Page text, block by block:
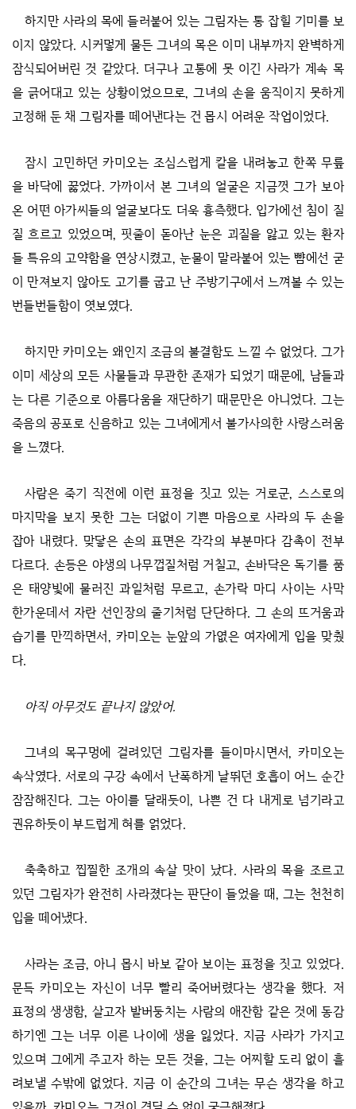
하지만 사라의 목에 들러붙어 있는 그림자는 통 잡힐 기미를 보
이지 않았다. 시커멓게 물든 그녀의 목은 이미 내부까지 완벽하게
잠식되어버린 것 같았다. 더구나 고통에 못 이긴 사라가 계속 목
을 긁어대고 있는 상황이었으므로, 그녀의 손을 움직이지 못하게
고정해 둔 채 그림자를 떼어낸다는 건 몹시 어려운 작업이었다.
잠시 고민하던 카미오는 조심스럽게 칼을 내려놓고 한쪽 무릎
을 바닥에 꿇었다. 가까이서 본 그녀의 얼굴은 지금껏 그가 보아
온 어떤 아가씨들의 얼굴보다도 더욱 흉측했다. 입가에선 침이 질
질 흐르고 있었으며, 핏줄이 돋아난 눈은 괴질을 앓고 있는 환자
들 특유의 고약함을 연상시켰고, 눈물이 말라붙어 있는 뺨에선 굳
이 만져보지 않아도 고기를 굽고 난 주방기구에서 느껴볼 수 있는
번들번들함이 엿보였다.
하지만 카미오는 왜인지 조금의 불결함도 느낄 수 없었다. 그가
이미 세상의 모든 사물들과 무관한 존재가 되었기 때문에, 남들과
는 다른 기준으로 아름다움을 재단하기 때문만은 아니었다. 그는
죽음의 공포로 신음하고 있는 그녀에게서 불가사의한 사랑스러움
을 느꼈다.
사람은 죽기 직전에 이런 표정을 짓고 있는 거로군, 스스로의
마지막을 보지 못한 그는 더없이 기쁜 마음으로 사라의 두 손을
잡아 내렸다. 맞닿은 손의 표면은 각각의 부분마다 감촉이 전부
다르다. 손등은 야생의 나무껍질처럼 거칠고, 손바닥은 독기를 품
은 태양빛에 물러진 과일처럼 무르고, 손가락 마디 사이는 사막
한가운데서 자란 선인장의 줄기처럼 단단하다. 그 손의 뜨거움과
습기를 만끽하면서, 카미오는 눈앞의 가엾은 여자에게 입을 맞췄
다.
아직 아무것도 끝나지 않았어.
그녀의 목구멍에 걸려있던 그림자를 들이마시면서, 카미오는
속삭였다. 서로의 구강 속에서 난폭하게 날뛰던 호흡이 어느 순간
잠잠해진다. 그는 아이를 달래듯이, 나쁜 건 다 내게로 넘기라고
권유하듯이 부드럽게 혀를 얽었다.
축축하고 찝찔한 조개의 속살 맛이 났다. 사라의 목을 조르고
있던 그림자가 완전히 사라졌다는 판단이 들었을 때, 그는 천천히
입을 떼어냈다.
사라는 조금, 아니 몹시 바보 같아 보이는 표정을 짓고 있었다.
문득 카미오는 자신이 너무 빨리 죽어버렸다는 생각을 했다. 저
표정의 생생함, 살고자 발버둥치는 사람의 애잔함 같은 것에 동감
하기엔 그는 너무 이른 나이에 생을 잃었다. 지금 사라가 가지고
있으며 그에게 주고자 하는 모든 것을, 그는 어찌할 도리 없이 흘
려보낼 수밖에 없었다. 지금 이 순간의 그녀는 무슨 생각을 하고